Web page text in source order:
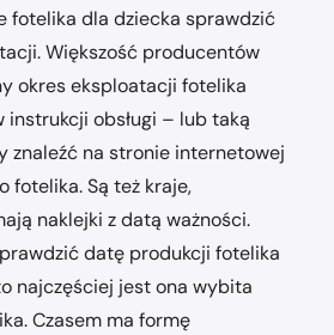
fotelika dla dziecka sprawdzić
Większość producentów
okres eksploatacji fotelika
instrukcji obsługi – lub taką
znaleźć na stronie internetowej
fotelika. Są też kraje,
naklejki z datą ważności.
datę produkcji fotelika
najczęściej jest ona wybita
Czasem ma formę